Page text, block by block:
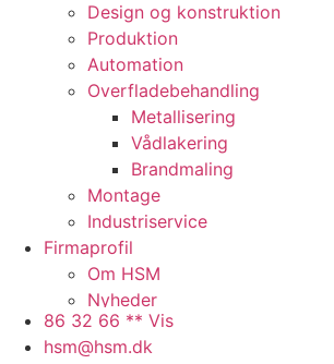
Design og konstruktion
Produktion
Automation
Overfladebehandling
Metallisering
Vådlakering
Brandmaling
Montage
Industriservice
Firmaprofil
Om HSM
Nyheder
Presse
Arbejdspladsen
86 32 66 ** Vis
hsm@hsm.dk